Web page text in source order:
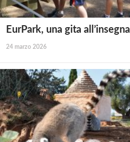
EurPark, una gita
24 marzo 2026